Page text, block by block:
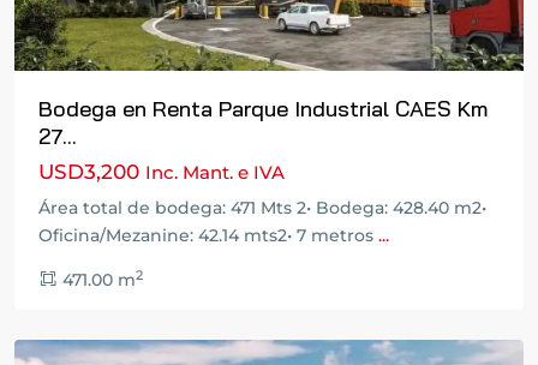
Bodega en Renta Parque Industrial CAES Km
27...
USD3,200 Inc. Mant. e IVA
Área total de bodega: 471 Mts 2• Bodega: 428.40 m2•
Oficina/Mezanine: 42.14 mts2• 7 metros ...
471.00 m2